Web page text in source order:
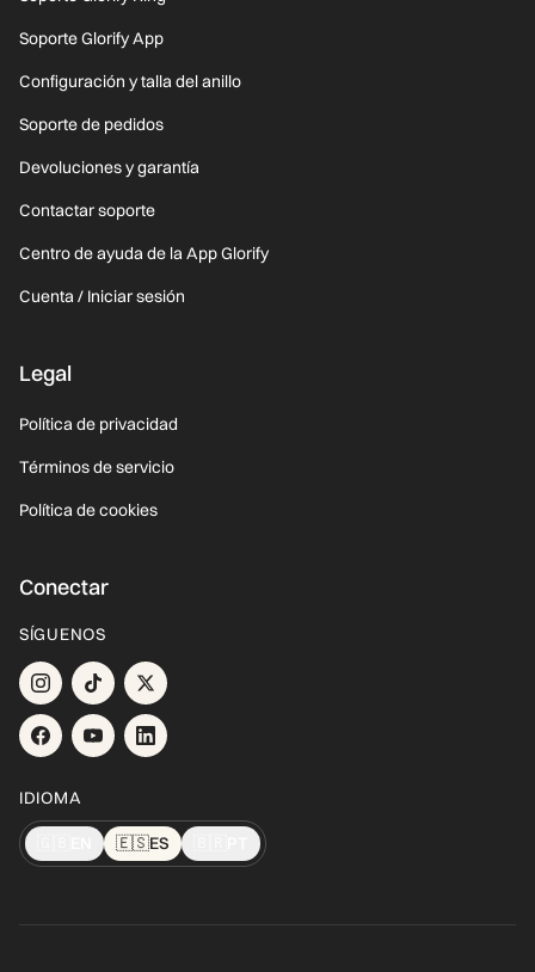
Soporte Glorify App
Configuración y talla del anillo
Soporte de pedidos
Devoluciones y garantía
Contactar soporte
Centro de ayuda de la App Glorify
Cuenta / Iniciar sesión
Legal
Política de privacidad
Términos de servicio
Política de cookies
Conectar
SÍGUENOS
IDIOMA
🇪🇸ES